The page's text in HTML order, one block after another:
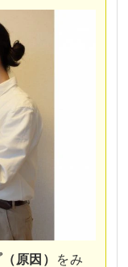
原因）
をみ